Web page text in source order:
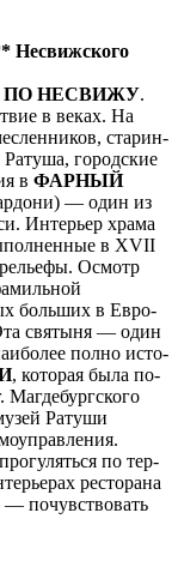
Несвиж­ско­го
ПО НЕСВИЖУ.
в ве­ках. На
ста­рин­
го­род­ские
в ФАРНЫЙ
— один из
Интерьер хра­ма
в XVII
Осмотр
боль­ших в Ев­ро­
свя­ты­ня — один
пол­но ис­то­
, ко­то­рая бы­ла по­
Маг­де­бург­ско­го
Ра­ту­ши
по тер­
ре­сто­ра­на
по­чув­ство­вать